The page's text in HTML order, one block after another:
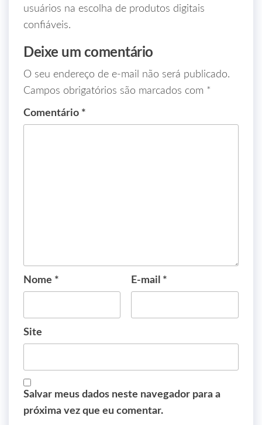
usuários na escolha de produtos digitais
confiáveis.
Deixe um comentário
O seu endereço de e-mail não será publicado.
Campos obrigatórios são marcados com *
Comentário *
Nome * E-mail *
Site
Salvar meus dados neste navegador para a
próxima vez que eu comentar.